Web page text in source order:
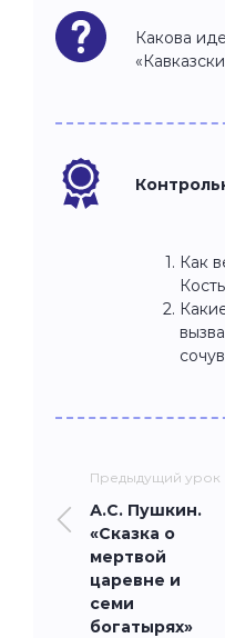
Какова
Как
Предыдущий урок
А.С. Пушкин.
«Сказка о
мертвой
царевне и
семи
богатырях»